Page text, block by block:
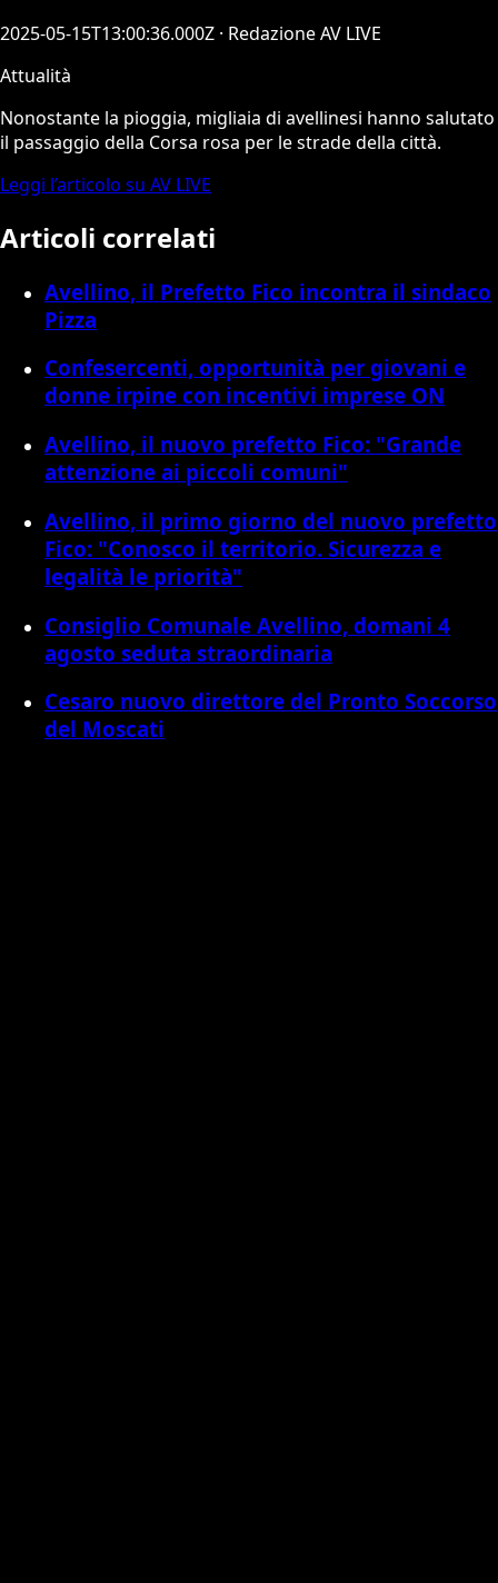
2025-05-15T13:00:36.000Z · Redazione AV LIVE
Attualità
Nonostante la pioggia, migliaia di avellinesi hanno salutato
il passaggio della Corsa rosa per le strade della città.
Leggi l’articolo su AV LIVE
Articoli correlati
Avellino, il Prefetto Fico incontra il sindaco
Pizza
Confesercenti, opportunità per giovani e
donne irpine con incentivi imprese ON
Avellino, il nuovo prefetto Fico: "Grande
attenzione ai piccoli comuni"
Avellino, il primo giorno del nuovo prefetto
Fico: "Conosco il territorio. Sicurezza e
legalità le priorità"
Consiglio Comunale Avellino, domani 4
agosto seduta straordinaria
Cesaro nuovo direttore del Pronto Soccorso
del Moscati